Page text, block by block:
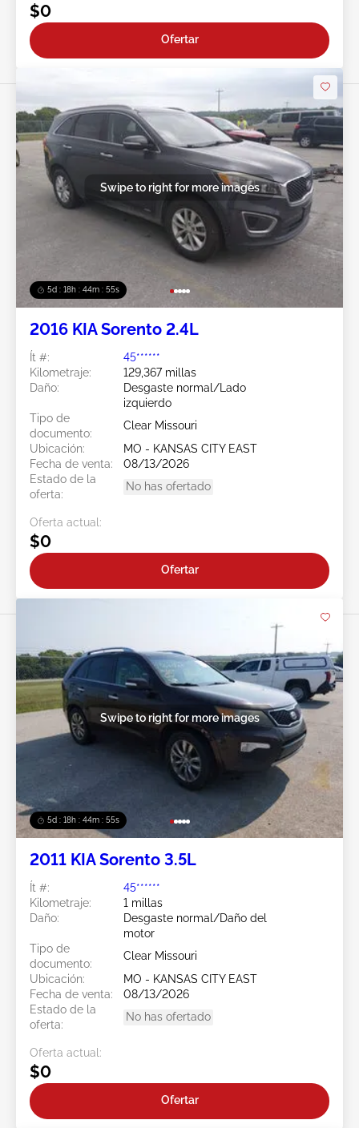
$0
Ofertar
5d : 18h : 44m : 52s
Swipe to right for more images
2016 KIA Sorento 2.4L
Ít #:
45******
Kilometraje:
129,367 millas
Daño:
Desgaste normal/Lado
izquierdo
Tipo de
documento:
Clear Missouri
Ubicación:
MO - KANSAS CITY EAST
Fecha de venta:
08/13/2026
Estado de la
oferta:
No has ofertado
Oferta actual:
$0
Ofertar
5d : 18h : 44m : 52s
Swipe to right for more images
2011 KIA Sorento 3.5L
Ít #:
45******
Kilometraje:
1 millas
Daño:
Desgaste normal/Daño del
motor
Tipo de
documento:
Clear Missouri
Ubicación:
MO - KANSAS CITY EAST
Fecha de venta:
08/13/2026
Estado de la
oferta:
No has ofertado
Oferta actual:
$0
Ofertar